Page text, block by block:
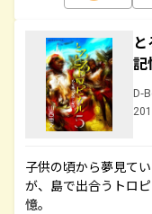
D-
子供の頃から夢見て
が、島で出合うトロ
憶。